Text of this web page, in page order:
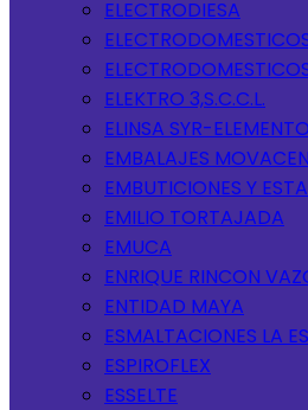
ELECTRODIESA
ELEKTRO 3,S.C.C.L.
ELINSA SYR-
EMBALAJES MOVACEN
EMBUTICIONES Y
EMILIO TORTAJADA
EMUCA
ENRIQUE RINCON
ENTIDAD MAYA
ESMALTACIONES LA
ESPIROFLEX
ESSELTE